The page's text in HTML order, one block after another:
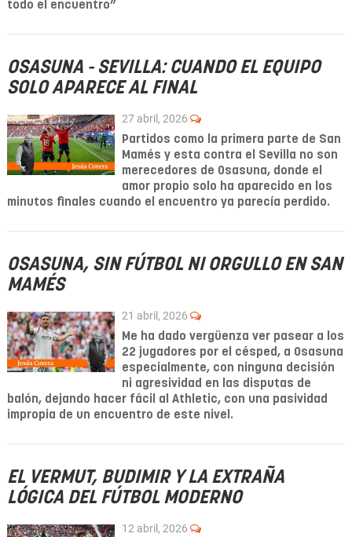
todo el encuentro”
OSASUNA - SEVILLA: CUANDO EL EQUIPO
SOLO APARECE AL FINAL
27 abril, 2026
Partidos como la primera parte de San
Mamés y esta contra el Sevilla no son
merecedores de Osasuna, donde el
amor propio solo ha aparecido en los
minutos finales cuando el encuentro ya parecía perdido.
OSASUNA, SIN FÚTBOL NI ORGULLO EN SAN
MAMÉS
21 abril, 2026
Me ha dado vergüenza ver pasear a los
22 jugadores por el césped, a Osasuna
especialmente, con ninguna decisión
ni agresividad en las disputas de
balón, dejando hacer fácil al Athletic, con una pasividad
impropia de un encuentro de este nivel.
EL VERMUT, BUDIMIR Y LA EXTRAÑA
LÓGICA DEL FÚTBOL MODERNO
12 abril, 2026